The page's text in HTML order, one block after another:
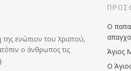
της ενώπιον του Χριστού,
ο άνθρωπος τις
Ο
Άγιος
Ο